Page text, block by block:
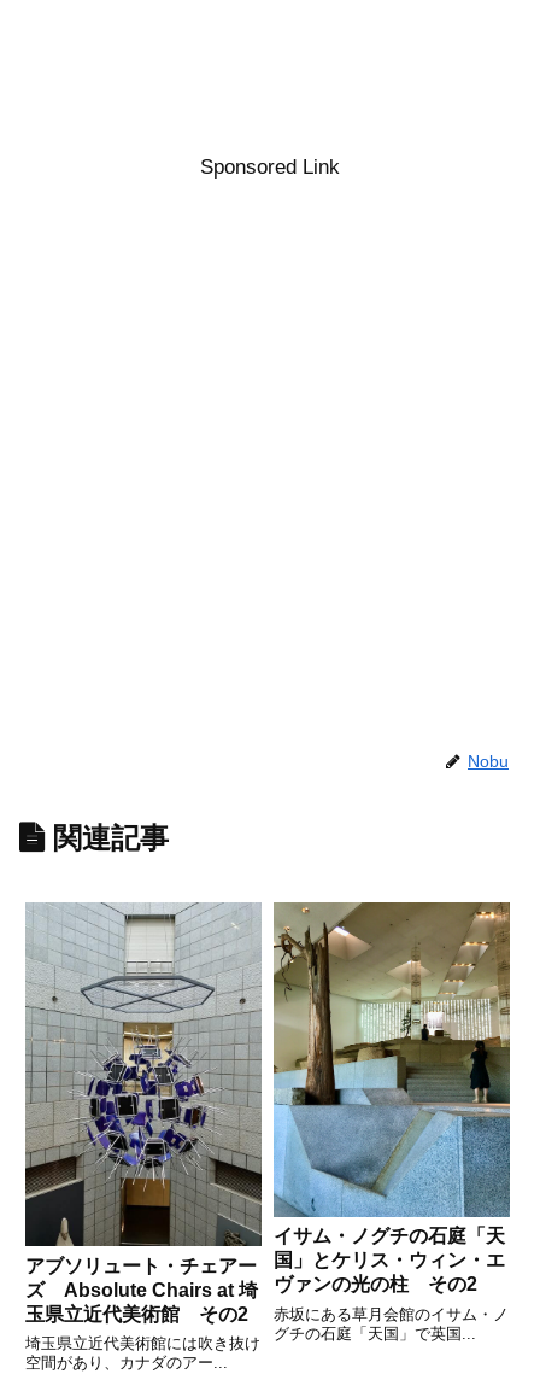
Sponsored Link
Nobu
関連記事
アブソリュート・チェアー
ズ Absolute Chairs at 埼
玉県立近代美術館 その2
埼玉県立近代美術館には吹き抜け
空間があり、カナダのアー...
イサム・ノグチの石庭「天
国」とケリス・ウィン・エ
ヴァンの光の柱 その2
赤坂にある草月会館のイサム・ノ
グチの石庭「天国」で英国...